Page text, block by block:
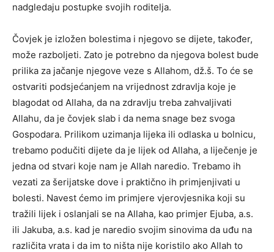
nadgledaju postupke svojih roditelja.
Čovjek je izložen bolestima i njegovo se dijete, također,
može razboljeti. Zato je potrebno da njegova bolest bude
prilika za jačanje njegove veze s Allahom, dž.š. To će se
ostvariti podsjećanjem na vrijednost zdravlja koje je
blagodat od Allaha, da na zdravlju treba zahvaljivati
Allahu, da je čovjek slab i da nema snage bez svoga
Gospodara. Prilikom uzimanja lijeka ili odlaska u bolnicu,
trebamo podučiti dijete da je lijek od Allaha, a liječenje je
jedna od stvari koje nam je Allah naredio. Trebamo ih
vezati za šerijatske dove i praktično ih primjenjivati u
bolesti. Navest ćemo im primjere vjerovjesnika koji su
tražili lijek i oslanjali se na Allaha, kao primjer Ejuba, a.s.
ili Jakuba, a.s. kad je naredio svojim sinovima da uđu na
različita vrata i da im to ništa nije koristilo ako Allah to